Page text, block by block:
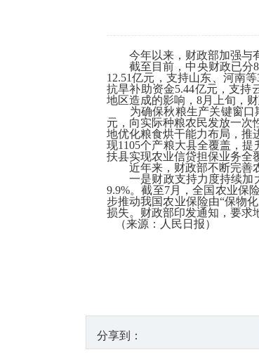
今年以来，财政部加强与
截至目前，中央财政已分
12.51亿元，支持山东、河南
抗旱补助资金5.44亿元，支持
地区造成的影响，8月上旬，
为确保秋粮生产关键窗
元，向实际种粮农民发放一次
地优化粮食烘干能力布局，推
现1105个产粮大县全覆盖，
扶县实现农业信贷担保业务全
近年来，财政部不断完善
一是财政支持力度持续加
9.9%。截至7月，全国农业保
步推动我国农业保险由“保物
损失。财政部印发通知，要求
（来源：人民日报）
分享到：